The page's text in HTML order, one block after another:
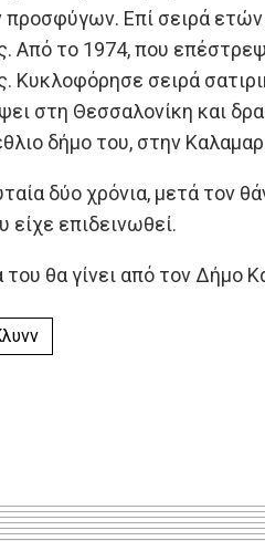
προσφύγων. Επί σειρά
Από το 1974, που
Κυκλοφόρησε σειρά
στη Θεσσαλονίκη και
δήμο του, στην
δύο χρόνια, μετά τον
είχε επιδεινωθεί.
του θα γίνει από τον Δήμο